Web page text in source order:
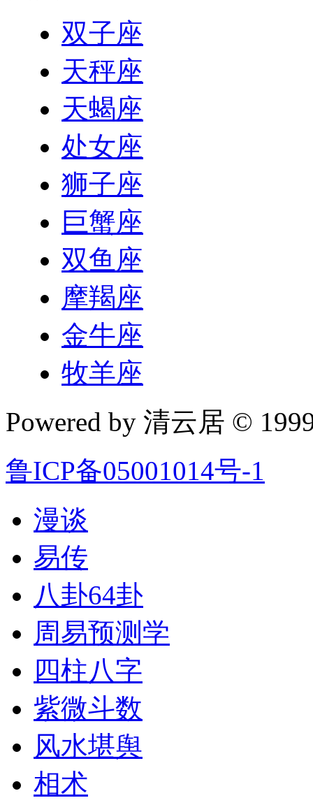
双子座
天秤座
天蝎座
处女座
狮子座
巨蟹座
双鱼座
摩羯座
金牛座
牧羊座
Powered by 清云居 ©
鲁ICP备05001014号-1
漫谈
易传
八卦64卦
周易预测学
四柱八字
紫微斗数
风水堪舆
相术